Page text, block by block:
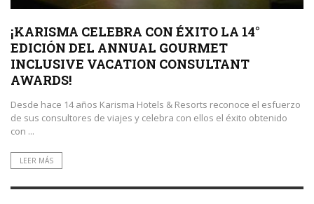
¡KARISMA CELEBRA CON ÉXITO LA 14°
EDICIÓN DEL ANNUAL GOURMET
INCLUSIVE VACATION CONSULTANT
AWARDS!
Desde hace 14 años Karisma Hotels & Resorts reconoce el esfuerzo
de sus consultores de viajes y celebra con ellos el éxito obtenido
con ...
LEER MÁS